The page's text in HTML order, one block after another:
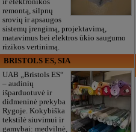
ir elektronikos
remontą, silpnų
srovių ir apsaugos
sistemų įrengimą, projektavimą,
matavimus bei elektros ūkio saugumo
rizikos vertinimą.
BRISTOLS ES, SIA
UAB „Bristols ES“
– audinių
išparduotuvė ir
didmeninė prekyba
Rygoje. Kokybiška
tekstilė siuvimui ir
gamybai: medvilnė,